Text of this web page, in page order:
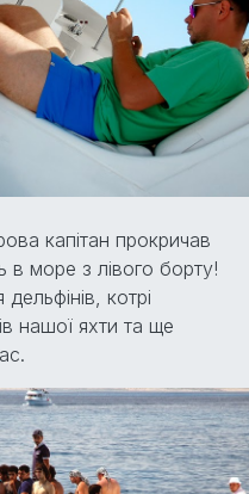
капітан прокричав
в море з лівого борту!
котрі
нашої яхти та ще